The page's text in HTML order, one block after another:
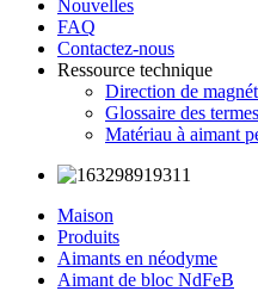
Nouvelles
FAQ
Contactez-nous
Ressource technique
Direction de
Glossaire des
Matériau à aimant
Maison
Produits
Aimants en néodyme
Aimant de bloc NdFeB